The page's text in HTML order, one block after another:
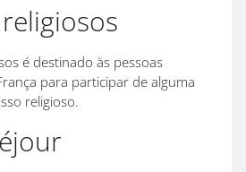
é destinado às pessoas
para participar de alguma
religioso.